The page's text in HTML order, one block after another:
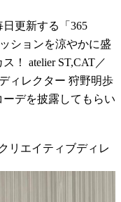
更新する「365
ションを涼やかに盛
！ atelier ST,CAT／
ィレクター 狩野明歩
デを披露してもらい
リエイティブディレ